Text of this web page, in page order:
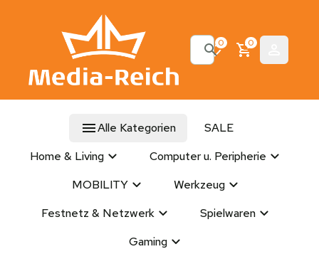
0 0
Alle Kategorien
SALE
Home & Living
Computer u. Peripherie
MOBILITY
Werkzeug
Festnetz & Netzwerk
Spielwaren
Gaming